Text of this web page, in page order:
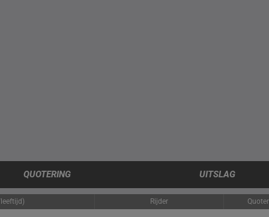
QUOTERING UITSLAG
Rijder